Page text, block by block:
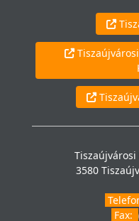
3580
Fax: